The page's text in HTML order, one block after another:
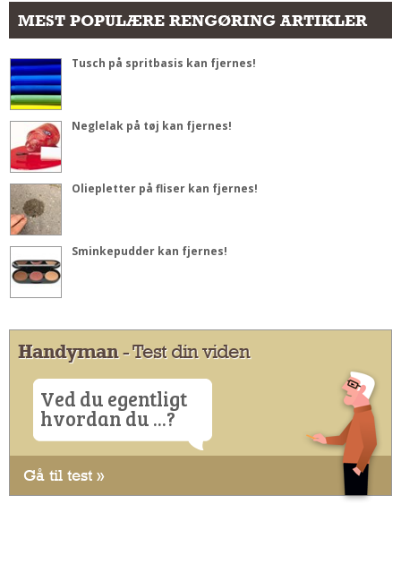
MEST POPULÆRE RENGØRING ARTIKLER
Tusch på spritbasis kan fjernes!
Neglelak på tøj kan fjernes!
Oliepletter på fliser kan fjernes!
Sminkepudder kan fjernes!
Handyman- Test din viden
Ved du egentligt
hvordan du ...?
Gå til test »